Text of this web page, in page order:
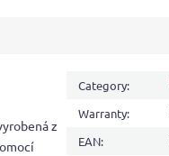
z
Category:
Warranty:
EAN: